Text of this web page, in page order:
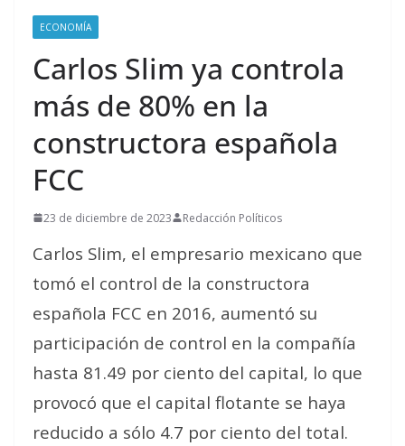
ECONOMÍA
Carlos Slim ya controla
más de 80% en la
constructora española
FCC
23 de diciembre de 2023 Redacción Políticos
Carlos Slim, el empresario mexicano que
tomó el control de la constructora
española FCC en 2016, aumentó su
participación de control en la compañía
hasta 81.49 por ciento del capital, lo que
provocó que el capital flotante se haya
reducido a sólo 4.7 por ciento del total.